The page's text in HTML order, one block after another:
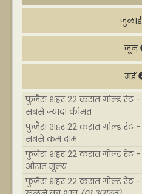
जून
मई
फुजैरा शहर 22 करात गोल्ड रेट
सबसे ज़्यादा कीमत
फुजैरा शहर 22 करात गोल्ड रेट
सबसे कम दाम
फुजैरा शहर 22 करात गोल्ड रेट
औसत मूल्य
फुजैरा शहर 22 करात गोल्ड रेट